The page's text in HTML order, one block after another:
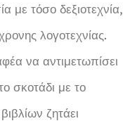
με τόσο δεξιοτεχνία,
λογοτεχνίας.
να αντιμετωπίσει
σκοτάδι με το
ζητάει